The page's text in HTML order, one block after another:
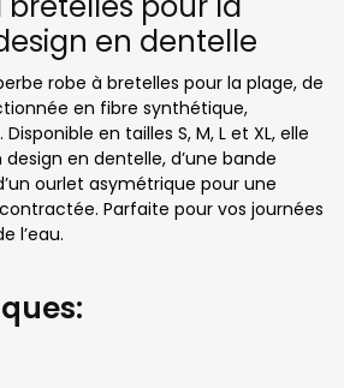
en dentelle
robe à bretelles pour la plage, de
en fibre synthétique,
en tailles S, M, L et XL, elle
en dentelle, d’une bande
ourlet asymétrique pour une
Parfaite pour vos journées
l’eau.